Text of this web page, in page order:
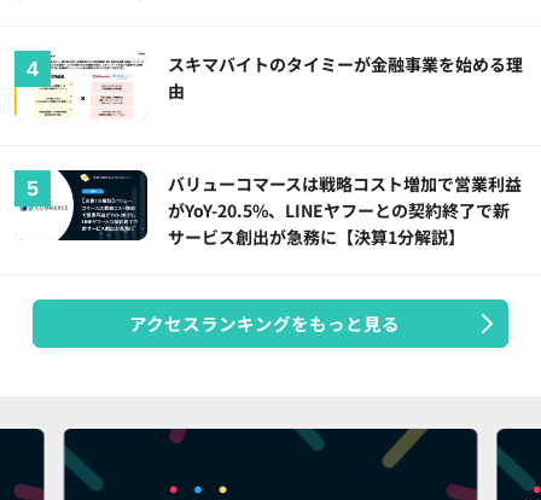
スキマバイトのタイミーが金融事業を始める理
由
バリューコマースは戦略コスト増加で営業利益
がYoY-20.5%、LINEヤフーとの契約終了で新
サービス創出が急務に【決算1分解説】
アクセスランキングをもっと見る